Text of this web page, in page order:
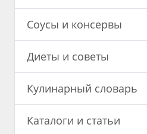
Соусы и консервы
Диеты и советы
Кулинарный словарь
Каталоги и статьи